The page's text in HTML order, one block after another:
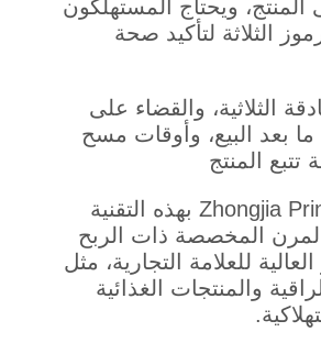
ويحتاج المستهلكون
الثلاثة لتأكيد صحة
الثلاثية، والقضاء على
ما بعد البيع، وأوقات مسح
تتبع المنتج
توصي شركة Zhongjia Printing بهذه التقنية
المخصصة ذات الربح
للعلامة التجارية، مثل
والمنتجات الغذائية